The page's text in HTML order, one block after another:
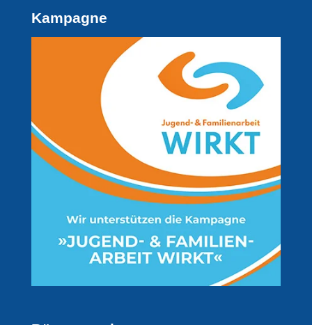
Kampagne